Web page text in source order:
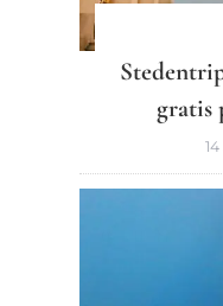
gratis